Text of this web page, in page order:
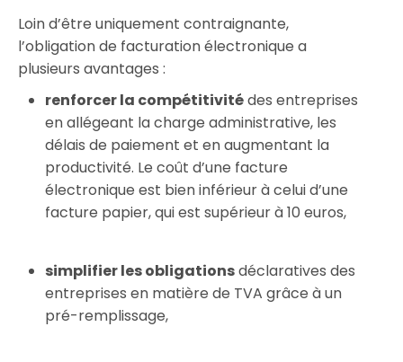
Loin d’être uniquement contraignante,
l’obligation de facturation électronique a
plusieurs avantages :
renforcer la compétitivitédes entreprises
en allégeant la charge administrative, les
délais de paiement et en augmentant la
productivité. Le coût d’une facture
électronique est bien inférieur à celui d’une
facture papier, qui est supérieur à 10 euros,
simplifier les obligationsdéclaratives des
entreprises en matière de TVA grâce à un
pré-remplissage,